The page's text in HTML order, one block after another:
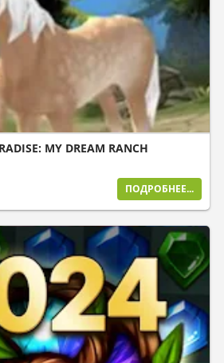
MY DREAM RANCH
ПОДРОБНЕЕ...